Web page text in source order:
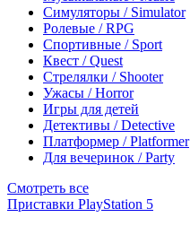
Симуляторы / Simulator
Ролевые / RPG
Спортивные / Sport
Квест / Quest
Стрелялки / Shooter
Ужасы / Horror
Игры для детей
Детективы / Detective
Платформер / Platformer
Для вечеринок / Party
Смотреть все
Приставки PlayStation 5